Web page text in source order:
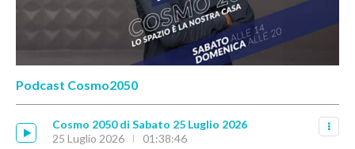
Podcast Cosmo2050
Cosmo 2050 di Sabato 25 Luglio 2026
25 Luglio 2026
01:38:46